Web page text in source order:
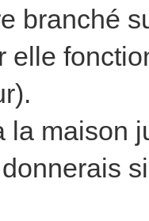
branché
elle
la maison